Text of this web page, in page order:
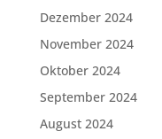
Dezember 2024
November 2024
Oktober 2024
September 2024
August 2024